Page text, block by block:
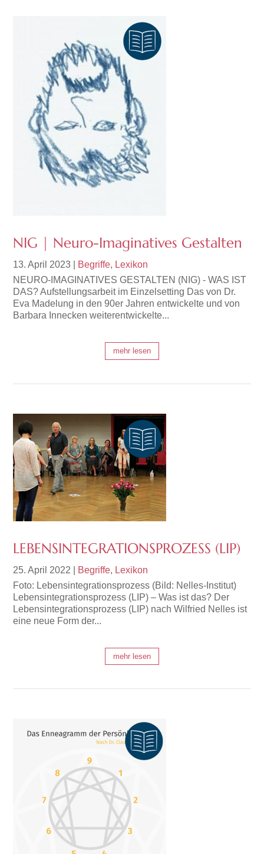
NIG | Neuro-Imaginatives Gestalten
13. April 2023 Begriffe, Lexikon
NEURO-IMAGINATIVES GESTALTEN (NIG) - WAS IST
DAS? Aufstellungsarbeit im Einzelsetting Das von Dr.
Eva Madelung in den 90er Jahren entwickelte und von
Barbara Innecken weiterentwickelte...
mehr lesen
LEBENSINTEGRATIONSPROZESS (LIP)
25. April 2022 Begriffe, Lexikon
Foto: Lebensintegrationsprozess (Bild: Nelles-Institut)
Lebensintegrationsprozess (LIP) – Was ist das? Der
Lebensintegrationsprozess (LIP) nach Wilfried Nelles ist
eine neue Form der...
mehr lesen